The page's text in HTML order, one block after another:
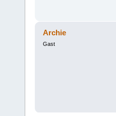
Archie
Gast